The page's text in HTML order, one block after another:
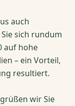
auch
sich rundum
auf hohe
– ein Vorteil,
resultiert.
wir Sie